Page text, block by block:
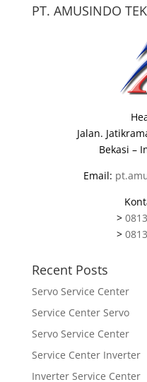
PT. AMUSINDO
Jalan.
Bekasi –
Email:
>
>
Recent Posts
Servo Service Center
Service Center Servo
Servo Service Center
Service Center Inverter
Inverter Service Center